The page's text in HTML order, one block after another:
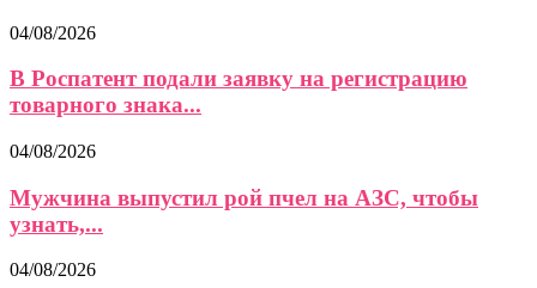
04/08/2026
В Роспатент подали заявку на регистрацию
товарного знака...
04/08/2026
Мужчина выпустил рой пчел на АЗС, чтобы
узнать,...
04/08/2026